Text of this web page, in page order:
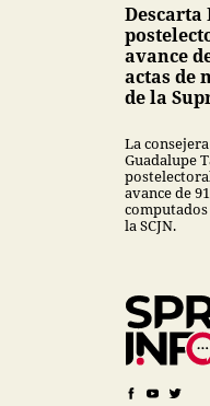
Descarta
avance
actas de
de la
La
Guadalupe
avance de
la SCJN.